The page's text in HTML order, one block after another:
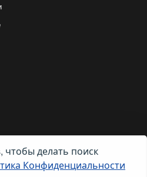
Трэвел Текнолоджиз». Все
делать поиск
Конфиденциальности